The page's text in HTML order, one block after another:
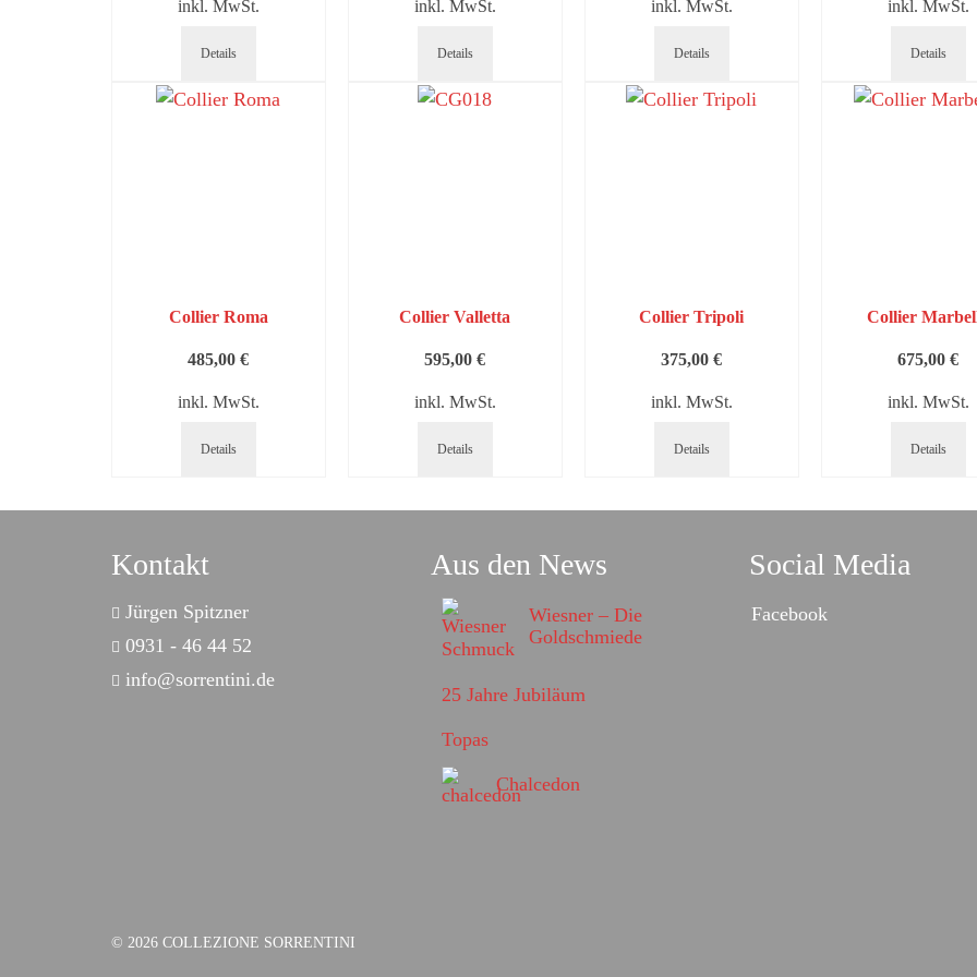
inkl. MwSt.
Details
inkl. MwSt.
Details
inkl. MwSt.
Details
inkl. MwSt.
Details
Collier Roma
485,00€
inkl. MwSt.
Details
Collier Valletta
595,00€
inkl. MwSt.
Details
Collier Tripoli
375,00€
inkl. MwSt.
Details
Collier
675,00€
inkl. MwSt.
Details
Kontakt
Jürgen Spitzner
0931 - 46 44 52
info@sorrentini.de
Aus den News
Wiesner – Die
Goldschmiede
25 Jahre Jubiläum
Topas
Chalcedon
Social Media
Facebook
© 2026 COLLEZIONE SORRENTINI